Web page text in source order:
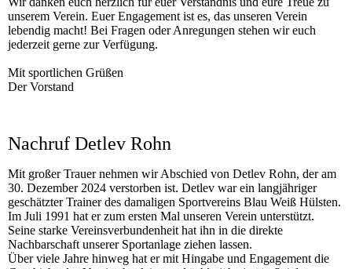
unserem Verein. Euer Engagement ist es, das unseren Verein
lebendig macht! Bei Fragen oder Anregungen stehen wir euch
jederzeit gerne zur Verfügung.
Mit sportlichen Grüßen
Der Vorstand
Nachruf Detlev Rohn
Mit großer Trauer nehmen wir Abschied von Detlev Rohn, der am
30. Dezember 2024 verstorben ist. Detlev war ein langjähriger
geschätzter Trainer des damaligen Sportvereins Blau Weiß Hülsten.
Im Juli 1991 hat er zum ersten Mal unseren Verein unterstützt.
Seine starke Vereinsverbundenheit hat ihn in die direkte
Nachbarschaft unserer Sportanlage ziehen lassen.
Über viele Jahre hinweg hat er mit Hingabe und Engagement die